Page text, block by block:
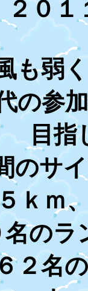
２０
も弱
の参
目指
のサ
ｋｍ
のラ
２名